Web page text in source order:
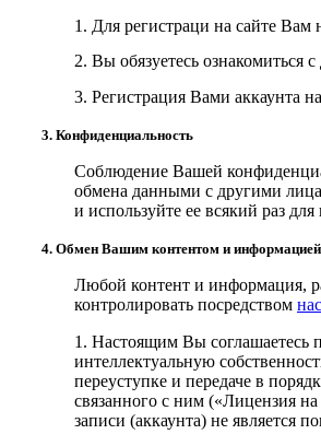
1. Для регистраци на сайте
2. Вы обязуетесь ознакомиться с
3. Регистрация Вами аккаунта на
3. Конфиденциальность
Соблюдение Вашей
обмена данными с другими
и используйте ее всякий раз
4. Обмен Вашим контентом и информацией
Любой контент и информация,
контролировать посредством
1. Настоящим Вы соглашаетесь
интеллектуальную
переуступке и передаче в
связанного с ним («Лицензия
записи (аккаунта) не является